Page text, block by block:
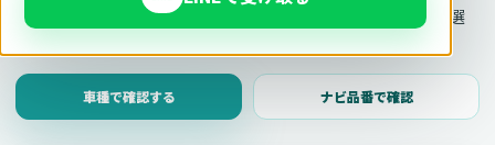
このページ内で見られます。 迷った場合は、車種と年式を選
車種で確認する ナビ品番で確認